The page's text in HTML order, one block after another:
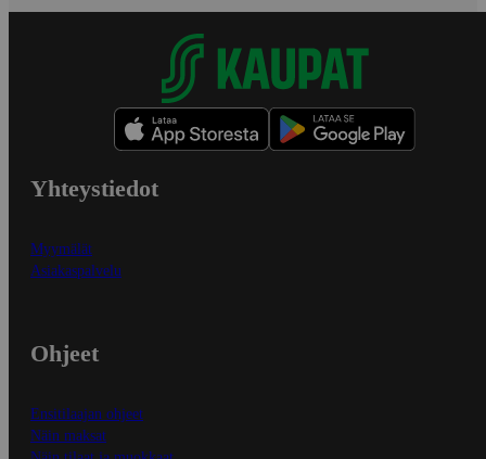
Yhteystiedot
Myymälät
Asiakaspalvelu
Ohjeet
Ensitilaajan ohjeet
Näin maksat